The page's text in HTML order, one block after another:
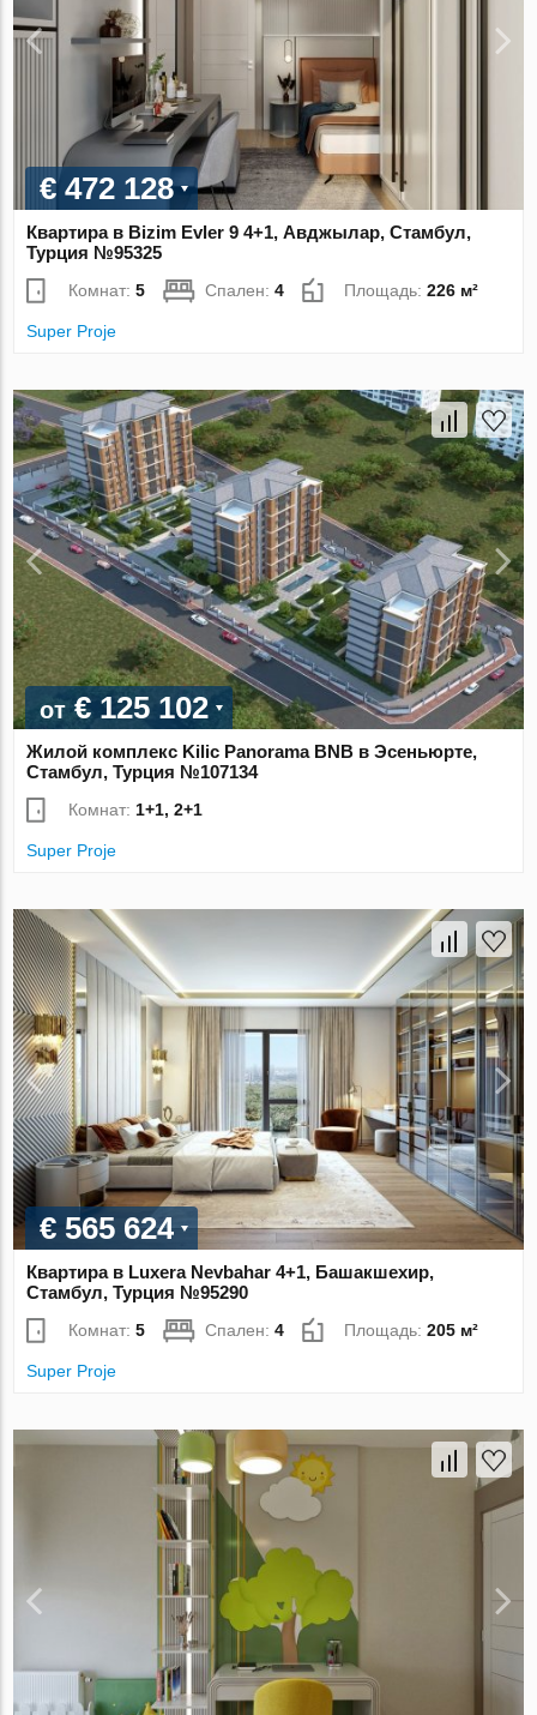
€ 472 128
Квартира в Bizim Evler 9 4+1, Авджылар, Стамбул,
Турция №95325
Комнат:5 Спален:4 Площадь:226 м²
Super Proje
от€ 125 102
Жилой комплекс Kilic Panorama BNB в Эсеньюрте,
Стамбул, Турция №107134
Комнат:1+1, 2+1
Super Proje
€ 565 624
Квартира в Luxera Nevbahar 4+1, Башакшехир,
Стамбул, Турция №95290
Комнат:5 Спален:4 Площадь:205 м²
Super Proje